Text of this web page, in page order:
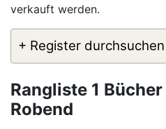
verkauft werden.
+ Register durchsuchen
Rangliste 1
Robend